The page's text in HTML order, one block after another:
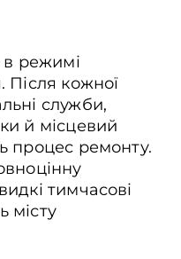
в режимі
Після кожної
служби,
й місцевий
процес ремонту.
тимчасові
місту